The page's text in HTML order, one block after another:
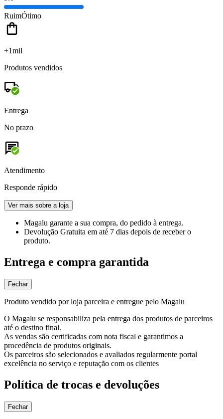
RuimÓtimo
+1mil
Produtos vendidos
Entrega
No prazo
Atendimento
Responde rápido
Ver mais sobre a loja
Magalu garante a sua compra, do pedido à entrega.
Devolução Gratuita em até 7 dias depois de receber o
produto.
Entrega e compra garantida
Fechar
Produto vendido por loja parceira e entregue pelo Magalu
O Magalu se responsabiliza pela entrega dos produtos de parceiros
até o destino final.
As vendas são certificadas com nota fiscal e garantimos a
procedência de produtos originais.
Os parceiros são selecionados e avaliados regularmente portal
excelência no serviço e reputação com os clientes
Política de trocas e devoluções
Fechar